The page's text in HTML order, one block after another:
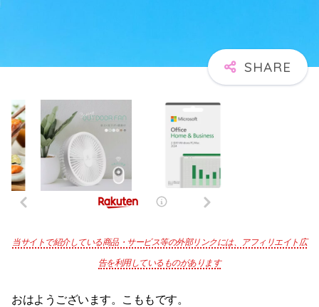
当サイトで紹介している商品・サービス等の外部リンクには、アフィリエイト広
告を利用しているものがあります
おはようございます。こももです。